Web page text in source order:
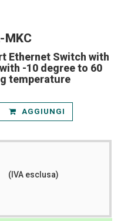
MKC
Ethernet Switch with
-10 degree to 60
temperature
AGGIUNGI
(IVA esclusa)